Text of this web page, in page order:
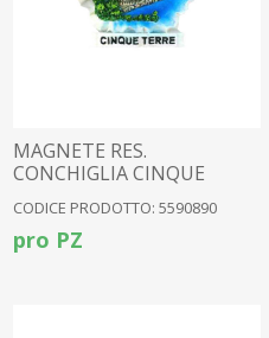
MAGNETE RES.
CONCHIGLIA CINQUE
CODICE PRODOTTO: 5590890
pro PZ